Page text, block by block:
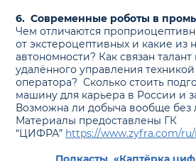
6. Современные роботы в
Чем отличаются
от экстероцептивных и какие
автономности? Как связан
удалённого управления
оператора? Сколько стоить
машину для карьера в России и
Возможна ли добыча вообще без
Материалы предоставлены ГК
“ЦИФРА” https://www.zyfra.com/ru/